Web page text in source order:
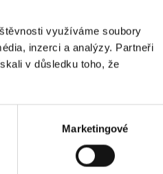
využíváme soubory
inzerci a analýzy. Partneři
v důsledku toho, že
Marketingové